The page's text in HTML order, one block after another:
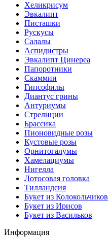
Хеликрисум
Эвкалипт
Писташки
Рускусы
Салалы
Аспидистры
Эвкалипт Цинереа
Папоротники
Скаммии
Гипсофилы
Диантус грины
Антуриумы
Стрелиции
Брассика
Пионовидные розы
Кустовые розы
Орнитогалумы
Хамелациумы
Нигелла
Лотосовая головка
Тилландсия
Букет из Колокольчиков
Букет из Ирисов
Букет из Васильков
Информация